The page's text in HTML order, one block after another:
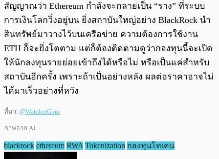
สัญญาณว่า Ethereum กำลังจะกลายเป็น “ราง” ที่ระบบ
การเงินโลกวิ่งอยู่บน ยิ่งสถาบันใหญ่อย่าง BlackRock นำ
สินทรัพย์มาวางไว้บนเครือข่าย ความต้องการใช้งาน
ETH ก็จะยิ่งโตตาม แต่ก็ต้องติดตามดูว่ากองทุนนี้จะเปิด
ให้นักลงทุนรายย่อยเข้าถึงได้หรือไม่ หรือเป็นแค่สำหรับ
สถาบันอีกครั้ง เพราะถ้าเป็นอย่างหลัง ผลต่อราคาอาจไม่
ได้มาเร็วอย่างที่หวัง
ที่มา: @WatcherGuru
ภาพจาก AI
blackrock ethereum RWA Tokenization กองทุนโทเคน